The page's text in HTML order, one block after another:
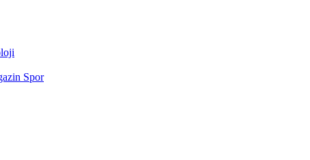
Spor